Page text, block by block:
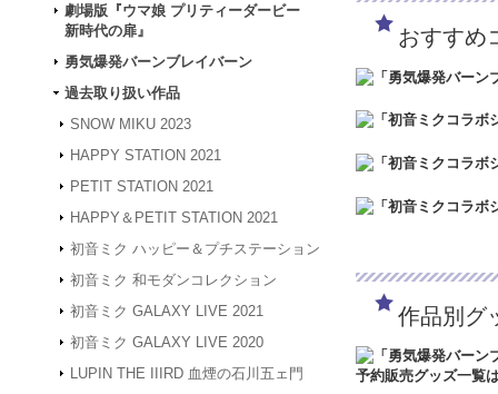
劇場版『ウマ娘 プリティーダービー
新時代の扉』
勇気爆発バーンブレイバーン
過去取り扱い作品
SNOW MIKU 2023
HAPPY STATION 2021
PETIT STATION 2021
HAPPY＆PETIT STATION 2021
初音ミク ハッピー＆プチステーション
初音ミク 和モダンコレクション
初音ミク GALAXY LIVE 2021
初音ミク GALAXY LIVE 2020
LUPIN THE IIIRD 血煙の石川五ェ門
ど何卒よろしくお
2024.3.12「勇気爆
被災地の皆様の安
2023.12.27【年末
は、2024年1月4日
2023.4.16 【GW休
間、GW休業となり
2023.2.6
2022.1.19メンテナ
2022.1.7システム
アクセスできない
おすすめ
作品別グ